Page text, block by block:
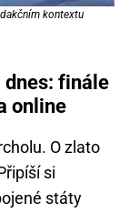
kontextu
dnes: finále
online
O zlato
si
státy